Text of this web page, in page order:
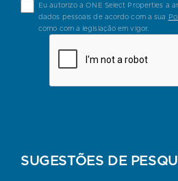
Eu autorizo a ONE Select Properties a
dados pessoais de acordo com a sua
como com a legislação em vigor.
SUGESTÕES DE